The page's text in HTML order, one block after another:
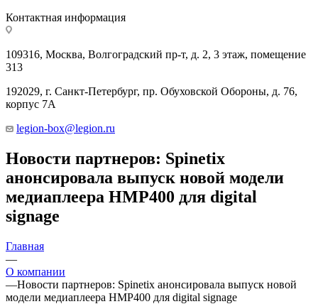
Контактная информация
109316, Москва, Волгоградский пр-т, д. 2, 3 этаж, помещение
313
192029, г. Санкт-Петербург, пр. Обуховской Обороны, д. 76,
корпус 7А
legion-box@legion.ru
Новости партнеров: Spinetix
анонсировала выпуск новой модели
медиаплеера HMP400 для digital
signage
Главная
—
О компании
—Новости партнеров: Spinetix анонсировала выпуск новой
модели медиаплеера HMP400 для digital signage